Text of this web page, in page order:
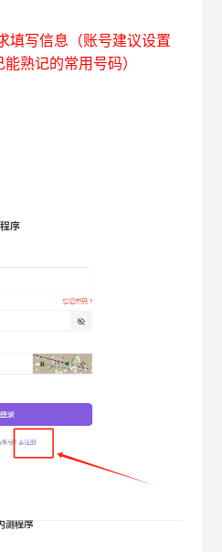
填写信息（账号建议设置
熟记的常用号码）